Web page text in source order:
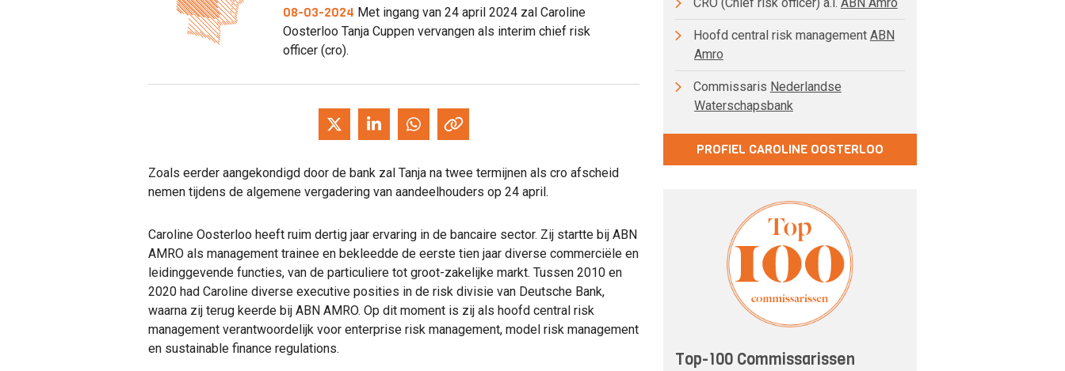
08-03-2024 Met ingang van 24 april 2024 zal Caroline
Oosterloo Tanja Cuppen vervangen als interim chief risk
officer (cro).
Zoals eerder aangekondigd door de bank zal Tanja na twee termijnen als cro afscheid
nemen tijdens de algemene vergadering van aandeelhouders op 24 april.
Caroline Oosterloo heeft ruim dertig jaar ervaring in de bancaire sector. Zij startte bij ABN
AMRO als management trainee en bekleedde de eerste tien jaar diverse commerciële en
leidinggevende functies, van de particuliere tot groot-zakelijke markt. Tussen 2010 en
2020 had Caroline diverse executive posities in de risk divisie van Deutsche Bank,
waarna zij terug keerde bij ABN AMRO. Op dit moment is zij als hoofd central risk
management verantwoordelijk voor enterprise risk management, model risk management
en sustainable finance regulations.
Hoofd central risk management ABN
Amro
Commissaris Nederlandse
Waterschapsbank
PROFIEL CAROLINE OOSTERLOO
Top-100 Commissarissen